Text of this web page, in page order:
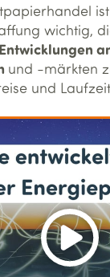
wichtig,
und -märkten
und